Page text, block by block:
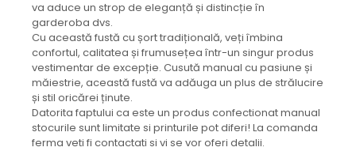
va aduce un strop de eleganță și distincție în
garderoba dvs.
Cu această fustă cu șort tradițională, veți îmbina
confortul, calitatea și frumusețea într-un singur produs
vestimentar de excepție. Cusută manual cu pasiune și
măiestrie, această fustă va adăuga un plus de strălucire
și stil oricărei ținute.
Datorita faptului ca este un produs confectionat manual
stocurile sunt limitate si printurile pot diferi! La comanda
ferma veti fi contactati si vi se vor oferi detalii.